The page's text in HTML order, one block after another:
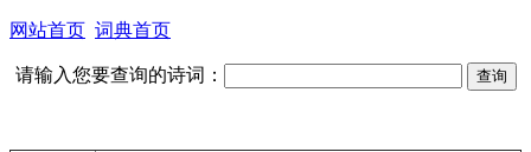
网站首页 词典首页
请输入您要查询的诗词：